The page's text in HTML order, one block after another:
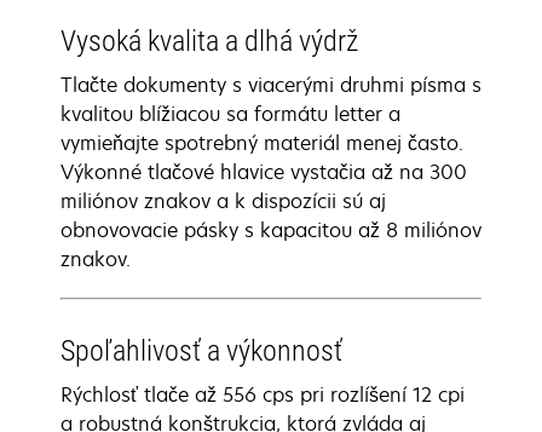
Vysoká kvalita a dlhá výdrž
Tlačte dokumenty s viacerými druhmi písma s
kvalitou blížiacou sa formátu letter a
vymieňajte spotrebný materiál menej často.
Výkonné tlačové hlavice vystačia až na 300
miliónov znakov a k dispozícii sú aj
obnovovacie pásky s kapacitou až 8 miliónov
znakov.
Spoľahlivosť a výkonnosť
Rýchlosť tlače až 556 cps pri rozlíšení 12 cpi
a robustná konštrukcia, ktorá zvláda aj